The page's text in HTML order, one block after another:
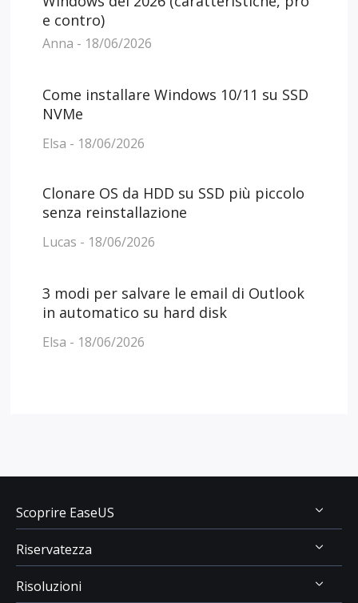
e contro)
Anna - 18/06/2026
Come installare Windows 10/11 su SSD
NVMe
Elsa - 18/06/2026
Clonare OS da HDD su SSD più piccolo
senza reinstallazione
Lucas - 18/06/2026
3 modi per salvare le email di Outlook
in automatico su hard disk
Elsa - 18/06/2026
Scoprire EaseUS
Chi Siamo
Recensioni & Premi
Riservatezza
Disinstallazione
Risoluzioni